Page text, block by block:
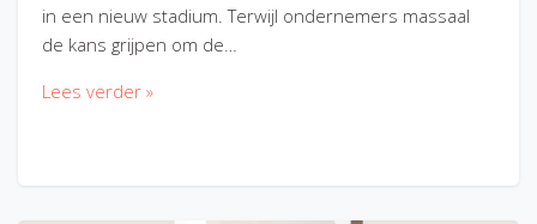
in een nieuw stadium. Terwijl ondernemers massaal
de kans grijpen om de…
Lees verder »